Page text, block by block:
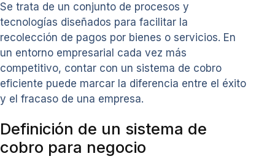
Se trata de un conjunto de procesos y
tecnologías diseñados para facilitar la
recolección de pagos por bienes o servicios. En
un entorno empresarial cada vez más
competitivo, contar con un sistema de cobro
eficiente puede marcar la diferencia entre el éxito
y el fracaso de una empresa.
Definición de un sistema de
cobro para negocio